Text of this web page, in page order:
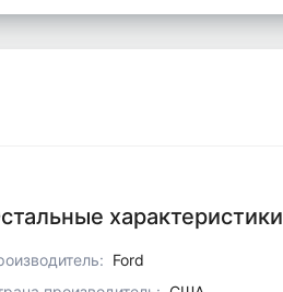
характеристики
Ford